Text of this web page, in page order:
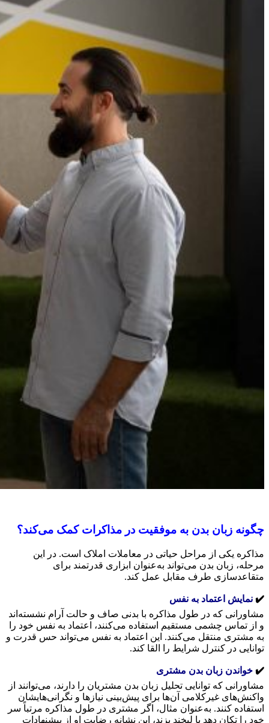
چگونه زبان بدن به موفقیت در مذاکرات کمک می‌کند؟
مذاکره یکی از مراحل حیاتی در معاملات املاک است. در این
مرحله، زبان بدن می‌تواند به‌عنوان ابزاری قدرتمند برای
متقاعدسازی طرف مقابل عمل کند.
✔️ نمایش اعتماد به نفس
مشاورانی که در طول مذاکره با بدنی صاف و حالت آرام نشسته‌اند
و از تماس چشمی مستقیم استفاده می‌کنند، اعتماد به نفس خود را
به مشتری منتقل می‌کنند. این اعتماد به نفس می‌تواند حس قدرت و
توانایی در کنترل شرایط را القا کند.
✔️ خواندن زبان بدن مشتری
مشاورانی که توانایی تحلیل زبان بدن مشتریان را دارند، می‌توانند از
واکنش‌های غیرکلامی آن‌ها برای پیش‌بینی نیازها و نگرانی‌هایشان
استفاده کنند. به‌عنوان مثال، اگر مشتری در طول مذاکره مرتباً سر
خود را تکان دهد یا لبخند بزند، این نشانه رضایت او از پیشنهادات